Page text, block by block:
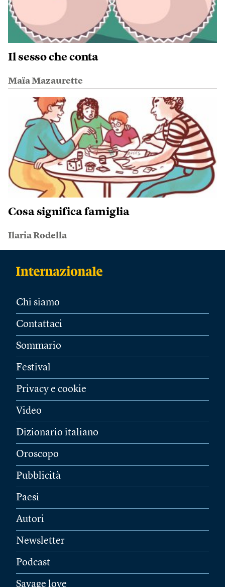
Il sesso che conta
Maïa Mazaurette
Cosa significa famiglia
Ilaria Rodella
Chi siamo
Contattaci
Sommario
Festival
Privacy e cookie
Video
Dizionario italiano
Oroscopo
Pubblicità
Paesi
Autori
Newsletter
Podcast
Savage love